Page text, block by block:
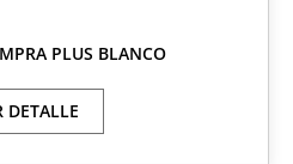
PLUS BLANCO
DETALLE